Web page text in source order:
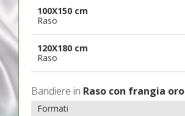
100X150 cm
Raso
120X180 cm
Raso
Bandiere in Raso con frangia oro
Formati